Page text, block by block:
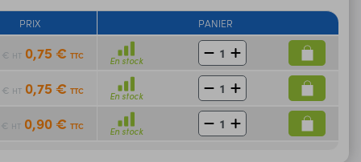
PRIX PANIER
€ HT 0,75 € TTC En stock
€ HT 0,75 € TTC En stock
HT 0,90 €TTC En stock